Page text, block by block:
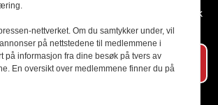
Vær Varsom-plakaten og presseetikken slik
vårt nyhetsbrev
nettverket. Om du samtykker under, vil
på nettstedene til medlemmene i
på informasjon fra dine besøk på tvers av
En oversikt over medlemmene finner du på